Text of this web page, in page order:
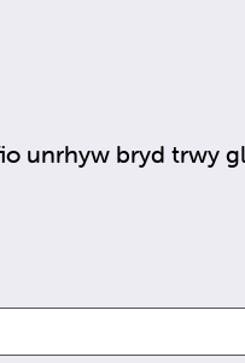
unrhyw bryd trwy